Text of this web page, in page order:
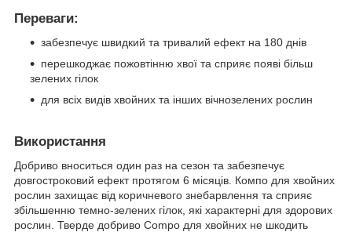
Переваги:
забезпечує швидкий та тривалий ефект на 180 днів
перешкоджає пожовтінню хвої та сприяє появі більш
зелених гілок
для всіх видів хвойних та інших вічнозелених рослин
Використання
Добриво вноситься один раз на сезон та забезпечує
довгостроковий ефект протягом 6 місяців. Компо для хвойних
рослин захищає від коричневого знебарвлення та сприяє
збільшенню темно-зелених гілок, які характерні для здорових
рослин. Тверде добриво Compo для хвойних не шкодить